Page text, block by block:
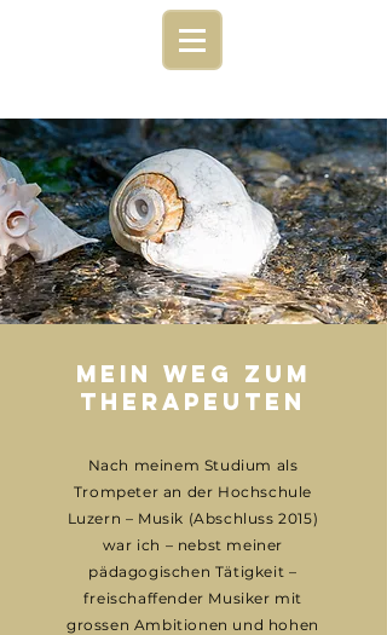
mein weg zum
therapeuten
Nach meinem Studium als
Trompeter an der Hochschule
Luzern – Musik (Abschluss 2015)
war ich – nebst meiner
pädagogischen Tätigkeit –
freischaffender Musiker mit
grossen Ambitionen und hohen